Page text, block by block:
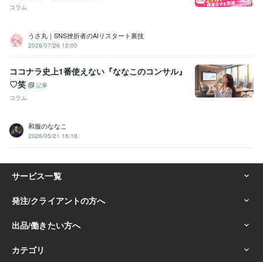
コラム
うさ丸｜SNS挫折者のAIリスタート裏技
2026/07/26 12:00
ココナラ史上1番使えない『ななこのコンサル』
♡笑
記事
コラム
和服のななこ
2026/05/21 16:18